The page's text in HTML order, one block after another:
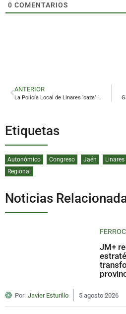
0 COMENTARIOS
ANTERIOR
Etiquetas
Autonómico Congreso Jaén Linares
Regional
Noticias
JM+
Por: Javier Esturillo 5 agosto 2026